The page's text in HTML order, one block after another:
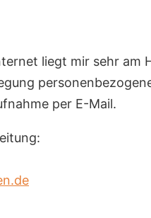
liegt mir sehr am
per E-Mail.